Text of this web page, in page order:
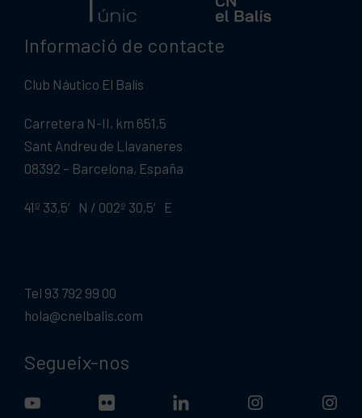
Informació de contacte
Club Náutico El Balís
Carretera N-II, km 651,5
Sant Andreu de Llavaneres
08392 – Barcelona, España
41º 33,5′ N / 002º 30,5′ E
Tel 93 792 99 00
hola@cnelbalis.com
Segueix-nos